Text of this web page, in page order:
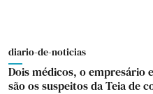
diario-de-noticias
Dois médicos, o empresário
são os suspeitos da Teia de